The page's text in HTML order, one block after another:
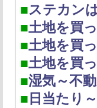
■ステカン
■土地を買
■土地を買
■土地を買
■湿気～不
■ 日当たり